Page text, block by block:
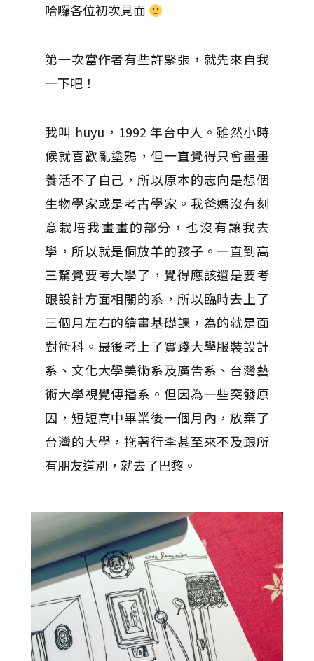
哈囉各位初次見面
第一次當作者有些許緊張，就先來自我
一下吧！
我叫 huyu，1992 年台中人。雖然小時
候就喜歡亂塗鴉，但一直覺得只會畫畫
養活不了自己，所以原本的志向是想個
生物學家或是考古學家。我爸媽沒有刻
意栽培我畫畫的部分，也沒有讓我去
學，所以就是個放羊的孩子。一直到高
三驚覺要考大學了，覺得應該還是要考
跟設計方面相關的系，所以臨時去上了
三個月左右的繪畫基礎課，為的就是面
對術科。最後考上了實踐大學服裝設計
系、文化大學美術系及廣告系、台灣藝
術大學視覺傳播系。但因為一些突發原
因，短短高中畢業後一個月內，放棄了
台灣的大學，拖著行李甚至來不及跟所
有朋友道別，就去了巴黎。